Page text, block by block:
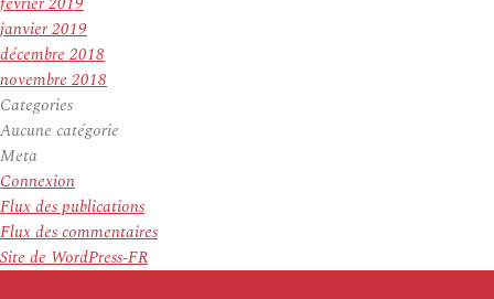
janvier 2019
décembre 2018
novembre 2018
Categories
Aucune catégorie
Meta
Connexion
Flux des publications
Flux des commentaires
Site de WordPress-FR